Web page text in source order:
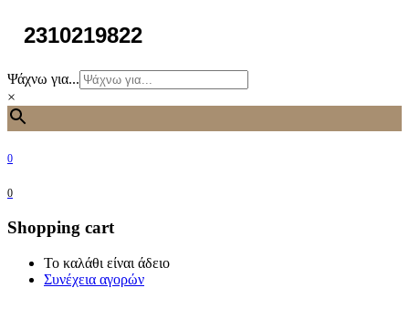
2310219822
Ψάχνω για...
×
0
0
Shopping cart
Το καλάθι είναι άδειο
Συνέχεια αγορών